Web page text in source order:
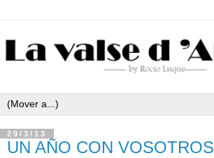
29/3/13
UN AÑO CON VOSOTROS